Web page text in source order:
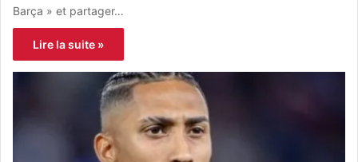
Barça » et partager…
Lire la suite »